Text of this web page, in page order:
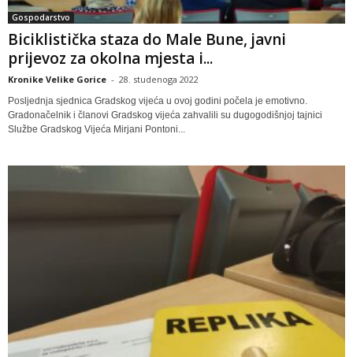
Gospodarstvo
Biciklistička staza do Male Bune, javni
prijevoz za okolna mjesta i...
Kronike Velike Gorice - 28. studenoga 2022
Posljednja sjednica Gradskog vijeća u ovoj godini počela je emotivno.
Gradonačelnik i članovi Gradskog vijeća zahvalili su dugogodišnjoj tajnici
Službe Gradskog Vijeća Mirjani Pontoni...